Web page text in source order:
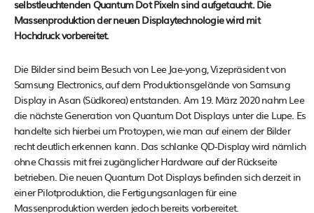
selbstleuchtenden Quantum Dot Pixeln sind aufgetaucht. Die
Massenproduktion der neuen Displaytechnologie wird mit
Hochdruck vorbereitet.
Die Bilder sind beim Besuch von Lee Jae-yong, Vizepräsident von
Samsung Electronics, auf dem Produktionsgelände von Samsung
Display in Asan (Südkorea) entstanden. Am 19. März 2020 nahm Lee
die nächste Generation von Quantum Dot Displays unter die Lupe. Es
handelte sich hierbei um Protoypen, wie man auf einem der Bilder
recht deutlich erkennen kann. Das schlanke QD-Display wird nämlich
ohne Chassis mit frei zugänglicher Hardware auf der Rückseite
betrieben. Die neuen Quantum Dot Displays befinden sich derzeit in
einer Pilotproduktion, die Fertigungsanlagen für eine
Massenproduktion werden jedoch bereits vorbereitet.